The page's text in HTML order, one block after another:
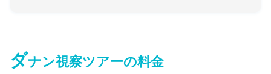
ダナン視察ツアーの料金